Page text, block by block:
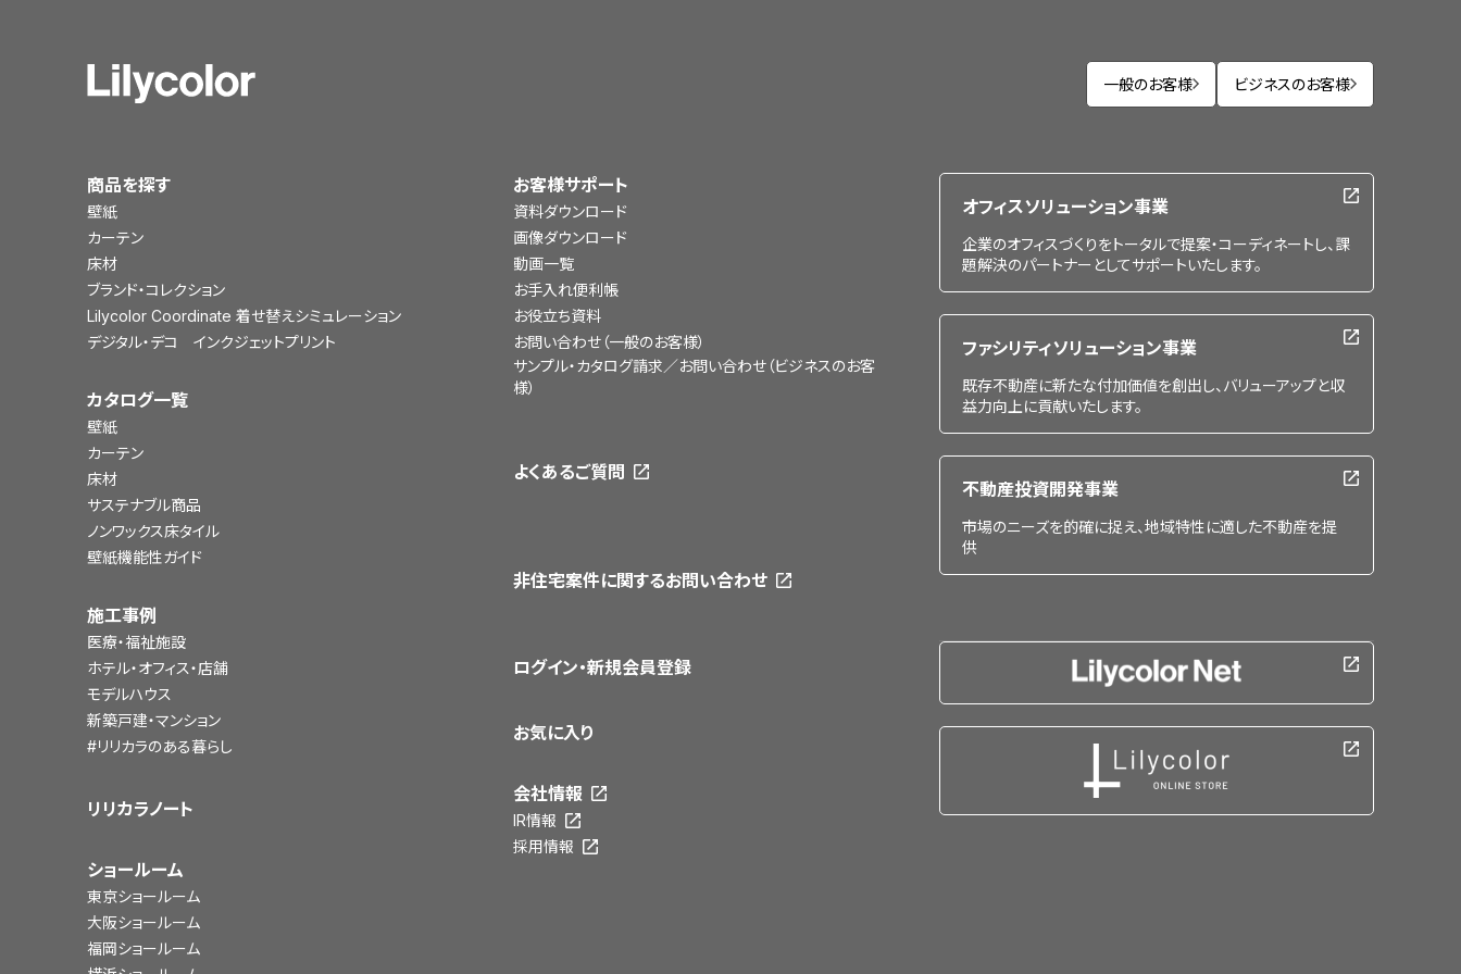
一般のお客様 ビジネスのお客様
商品を探す
壁紙
カーテン
床材
ブランド・コレクション
Lilycolor Coordinate 着せ替えシミュレーション
デジタル・デコ インクジェットプリント
カタログ一覧
壁紙
カーテン
床材
サステナブル商品
ノンワックス床タイル
壁紙機能性ガイド
施工事例
医療・福祉施設
ホテル・オフィス・店舗
モデルハウス
新築戸建・マンション
#リリカラのある暮らし
リリカラノート
ショールーム
東京ショールーム
大阪ショールーム
福岡ショールーム
お客様サポート
資料ダウンロード
画像ダウンロード
動画一覧
お手入れ便利帳
お役立ち資料
お問い合わせ（一般のお客様）
サンプル・カタログ請求／お問い合わせ（ビジネスのお客
様）
よくあるご質問
非住宅案件に関するお問い合わせ
ログイン・新規会員登録
お気に入り
会社情報
IR情報
採用情報
オフィスソリューション事業
企業のオフィスづくりをトータルで提案・コーディネートし、課
題解決のパートナーとしてサポートいたします。
ファシリティソリューション事業
既存不動産に新たな付加価値を創出し、バリューアップと収
益力向上に貢献いたします。
不動産投資開発事業
市場のニーズを的確に捉え、地域特性に適した不動産を提
供